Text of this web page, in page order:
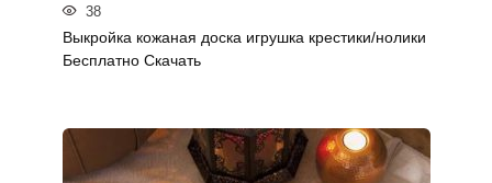
38
Выкройка кожаная доска игрушка крестики/нолики
Бесплатно Скачать